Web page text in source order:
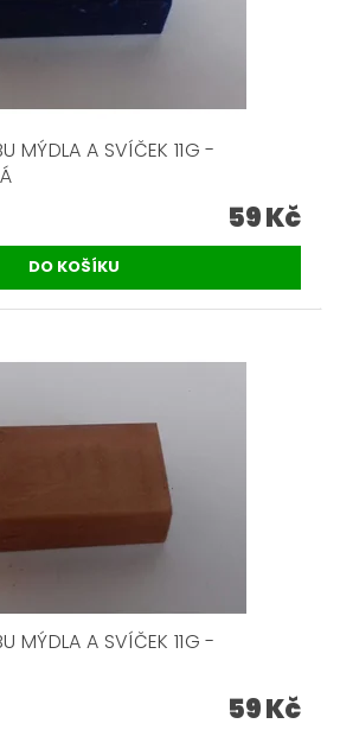
MÝDLA A SVÍČEK 11G -
59 Kč
MÝDLA A SVÍČEK 11G -
59 Kč